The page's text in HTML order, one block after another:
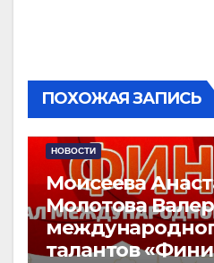
ПОХОЖАЯ ЗАПИСЬ
НОВОСТИ
Моисеева
Молотова
талантов